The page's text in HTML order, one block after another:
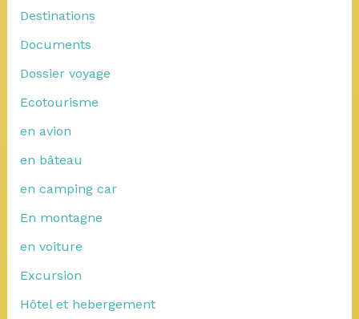
Destinations
Documents
Dossier voyage
Ecotourisme
en avion
en bâteau
en camping car
En montagne
en voiture
Excursion
Hôtel et hebergement